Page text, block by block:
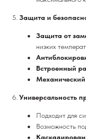
5. Защита и
Защита от
низких
Встроенный
6. Универсальность
Подходит для
Возможность